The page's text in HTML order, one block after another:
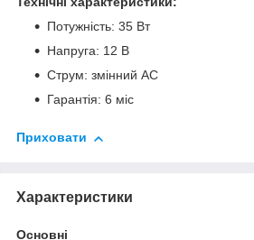
Потужність: 35 Вт
Напруга: 12 В
Струм: змінний АС
Гарантія: 6 міс
Приховати
Характеристики
Основні